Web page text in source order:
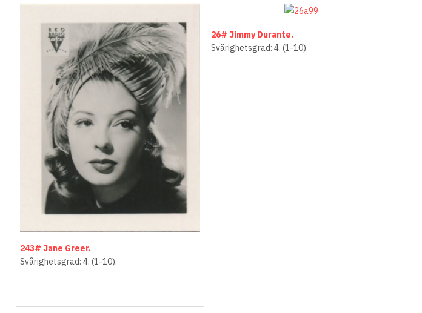
243# Jane Greer.
Svårighetsgrad: 4. (1-10).
26# Jimmy Durante.
Svårighetsgrad: 4. (1-10).